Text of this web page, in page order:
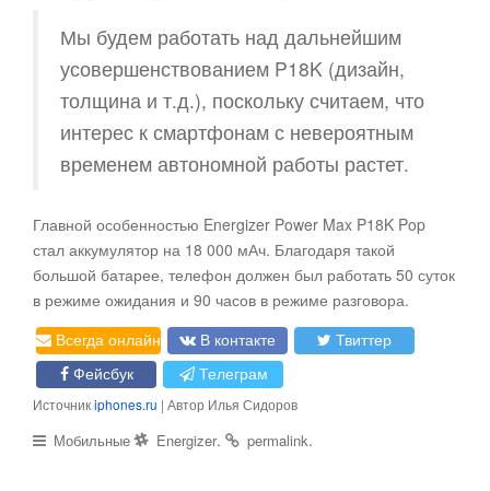
Мы будем работать над дальнейшим
усовершенствованием P18K (дизайн,
толщина и т.д.), поскольку считаем, что
интерес к смартфонам с невероятным
временем автономной работы растет.
Главной особенностью Energizer Power Max P18K Pop
стал аккумулятор на 18 000 мАч. Благодаря такой
большой батарее, телефон должен был работать 50 суток
в режиме ожидания и 90 часов в режиме разговора.
Всегда онлайн
В контакте
Твиттер
Фейсбук
Телеграм
Источникiphones.ru | Автор Илья Сидоров
Мобильные Energizer. permalink.